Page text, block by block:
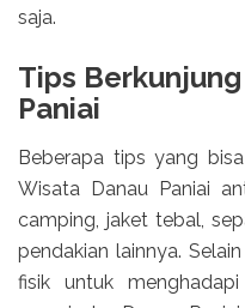
saja.
Tips
Paniai
Beberapa tips yang
Wisata Danau Paniai
camping, jaket tebal,
pendakian lainnya.
fisik untuk